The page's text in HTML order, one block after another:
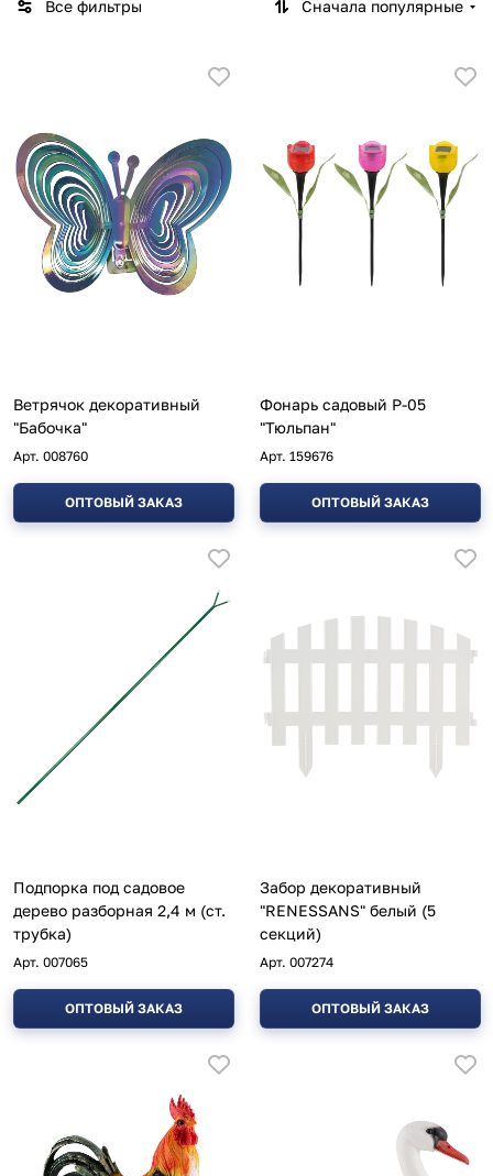
Все фильтры Сначала популярные
Ветрячок декоративный
"Бабочка"
Арт. 008760
ОПТОВЫЙ ЗАКАЗ
Фонарь садовый P-05
"Тюльпан"
Арт. 159676
ОПТОВЫЙ ЗАКАЗ
Подпорка под садовое
дерево разборная 2,4 м (ст.
трубка)
Арт. 007065
ОПТОВЫЙ ЗАКАЗ
Забор декоративный
"RENESSANS" белый (5
секций)
Арт. 007274
ОПТОВЫЙ ЗАКАЗ